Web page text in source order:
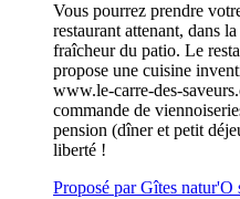
Vous pourrez prendre
restaurant attenant, dans
fraîcheur du patio. Le
propose une cuisine
www.le-carre-des-
commande de
pension (dîner et petit
liberté !
Proposé par Gîtes natur'O